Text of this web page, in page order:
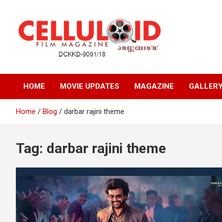
content
celluloid
HOME MOVIE UPDATES MAGAZINE
Home Blog darbar rajini theme
Tag: darbar rajini theme